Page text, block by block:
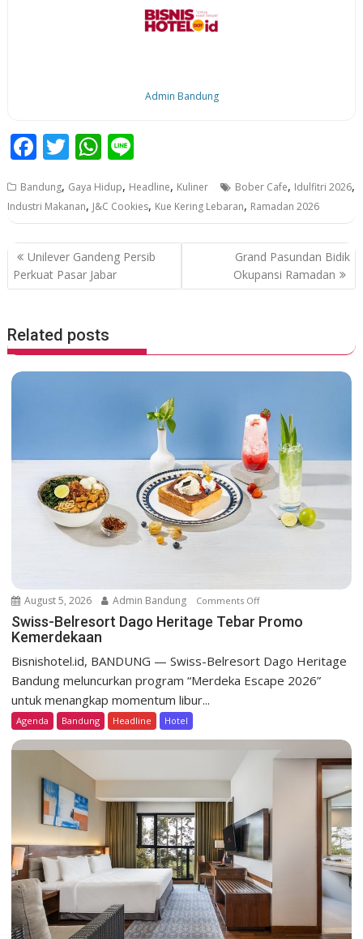
Admin Bandung
F
e
b
o
o
T
itt
er
W
at
s
A
p
e
Bandung, Gaya Hidup, Headline, Kuliner Bober Cafe, Idulfitri 2026,
Industri Makanan, J&C Cookies, Kue Kering Lebaran, Ramadan 2026
P
o
n
a
v
t
Unilever Gandeng Persib
Perkuat Pasar Jabar
Grand Pasundan Bidik
Okupansi Ramadan
Related posts
August 5, 2026 Admin Bandung Comments Offo
n
s
B
e
o
t
Swiss-Belresort Dago Heritage Tebar Promo
Kemerdekaan
Bisnishotel.id, BANDUNG — Swiss-Belresort Dago Heritage
Bandung meluncurkan program “Merdeka Escape 2026”
untuk menangkap momentum libur...
Agenda Bandung Headline Hotel